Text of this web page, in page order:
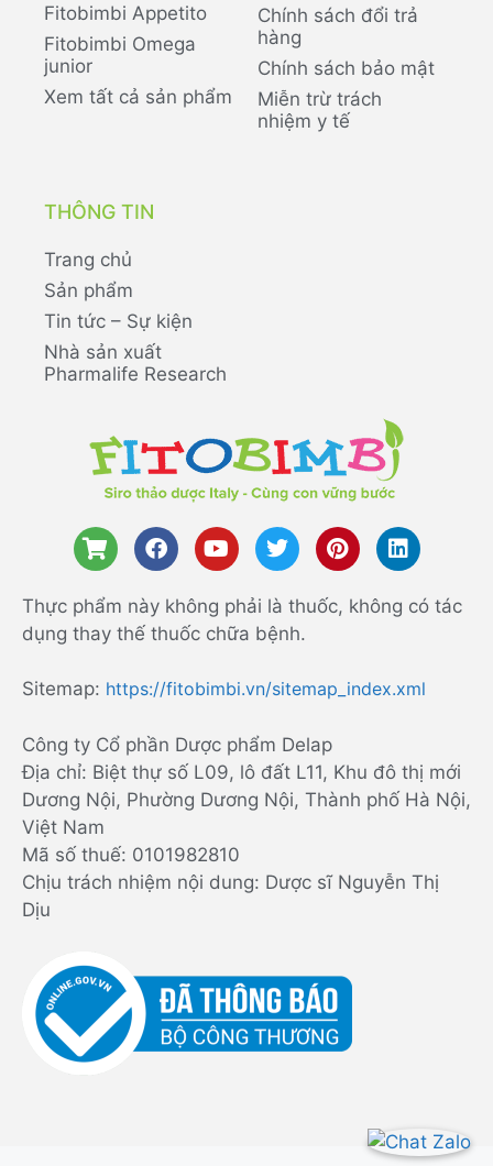
Fitobimbi Appetito
Fitobimbi Omega
junior
Xem tất cả sản phẩm
Chính sách đổi trả
hàng
Chính sách bảo mật
Miễn trừ trách
nhiệm y tế
THÔNG TIN
Trang chủ
Sản phẩm
Tin tức – Sự kiện
Nhà sản xuất
Pharmalife Research
Thực phẩm này không phải là thuốc, không có tác
dụng thay thế thuốc chữa bệnh.
Sitemap: https://fitobimbi.vn/sitemap_index.xml
Công ty Cổ phần Dược phẩm Delap
Địa chỉ: Biệt thự số L09, lô đất L11, Khu đô thị mới
Dương Nội, Phường Dương Nội, Thành phố Hà Nội,
Việt Nam
Mã số thuế: 0101982810
Chịu trách nhiệm nội dung: Dược sĩ Nguyễn Thị
Dịu